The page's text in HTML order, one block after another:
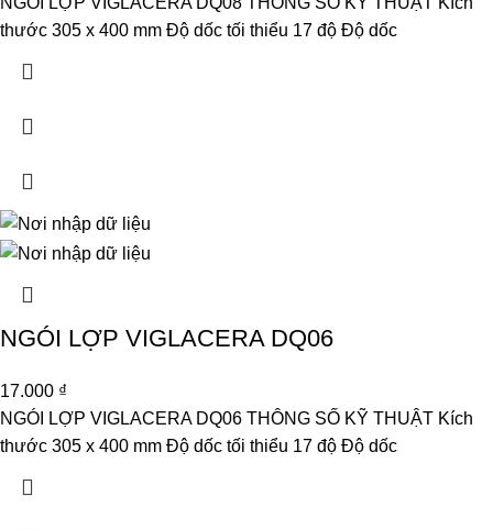
thước 305 x 400 mm Độ dốc tối thiểu 17 độ Độ dốc
NGÓI LỢP VIGLACERA DQ06
17.000 ₫
NGÓI LỢP VIGLACERA DQ06 THÔNG SỐ KỸ THUẬT Kích
thước 305 x 400 mm Độ dốc tối thiểu 17 độ Độ dốc